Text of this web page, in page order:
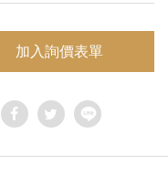
加入詢價表單